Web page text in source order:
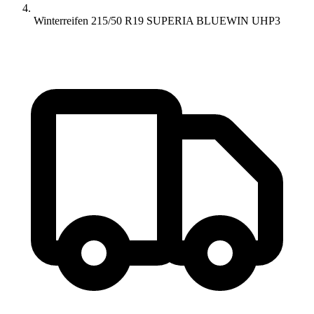
Winterreifen 215/50 R19 SUPERIA BLUEWIN UHP3